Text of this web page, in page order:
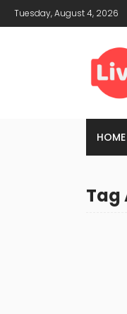
Tuesday, August 4, 2026
HOME
Tag